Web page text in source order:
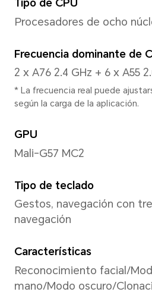
Tamaño
*Con el diseño de
pantalla, la
(el área visible
Relación de
20.1:9
Colores